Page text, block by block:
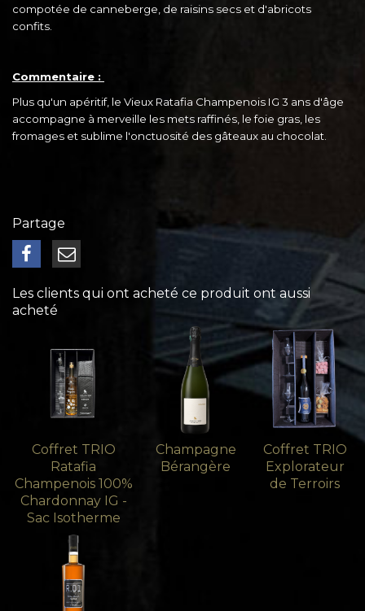
compotée de canneberge, de raisins secs et d'abricots
confits.
Commentaire :
Plus qu'un apéritif, le Vieux Ratafia Champenois IG 3 ans d'âge
accompagne à merveille les mets raffinés, le foie gras, les
fromages et sublime l'onctuosité des gâteaux au chocolat.
Partage
Les clients qui ont acheté ce produit ont aussi
acheté
Coffret TRIO
Ratafia
Champenois 100%
Chardonnay IG -
Sac Isotherme
Champagne
Bérangère
Coffret TRIO
Explorateur
de Terroirs